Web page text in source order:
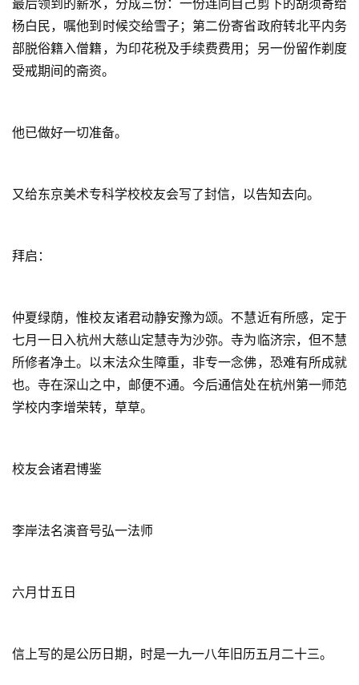
最后领到的薪水，分成三份：一份连同自己剪下的胡须寄给
杨白民，嘱他到时候交给雪子；第二份寄省政府转北平内务
部脱俗籍入僧籍，为印花税及手续费费用；另一份留作剃度
受戒期间的斋资。
他已做好一切准备。
又给东京美术专科学校校友会写了封信，以告知去向。
拜启：
仲夏绿荫，惟校友诸君动静安豫为颂。不慧近有所感，定于
七月一日入杭州大慈山定慧寺为沙弥。寺为临济宗，但不慧
所修者净土。以末法众生障重，非专一念佛，恐难有所成就
也。寺在深山之中，邮便不通。今后通信处在杭州第一师范
学校内李增荣转，草草。
校友会诸君博鉴
李岸法名演音号弘一法师
六月廿五日
信上写的是公历日期，时是一九一八年旧历五月二十三。